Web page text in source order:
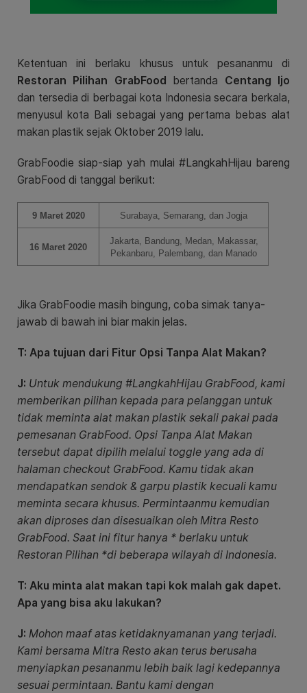
Ketentuan ini berlaku khusus untuk pesananmu di
Restoran Pilihan GrabFood bertanda Centang Ijo
dan tersedia di berbagai kota Indonesia secara berkala,
menyusul kota Bali sebagai yang pertama bebas alat
makan plastik sejak Oktober 2019 lalu.
GrabFoodie siap-siap yah mulai #LangkahHijau bareng
GrabFood di tanggal berikut:
9 Maret 2020 Surabaya, Semarang, dan Jogja
16 Maret 2020
Jakarta, Bandung, Medan, Makassar,
Pekanbaru, Palembang, dan Manado
Jika GrabFoodie masih bingung, coba simak tanya-
jawab di bawah ini biar makin jelas.
T: Apa tujuan dari Fitur Opsi Tanpa Alat Makan?
J: Untuk mendukung #LangkahHijau GrabFood, kami
memberikan pilihan kepada para pelanggan untuk
tidak meminta alat makan plastik sekali pakai pada
pemesanan GrabFood. Opsi Tanpa Alat Makan
tersebut dapat dipilih melalui toggle yang ada di
halaman checkout GrabFood. Kamu tidak akan
mendapatkan sendok & garpu plastik kecuali kamu
meminta secara khusus. Permintaanmu kemudian
akan diproses dan disesuaikan oleh Mitra Resto
GrabFood. Saat ini fitur hanya * berlaku untuk
Restoran Pilihan *di beberapa wilayah di Indonesia.
T: Aku minta alat makan tapi kok malah gak dapet.
Apa yang bisa aku lakukan?
J: Mohon maaf atas ketidaknyamanan yang terjadi.
Kami bersama Mitra Resto akan terus berusaha
menyiapkan pesananmu lebih baik lagi kedepannya
sesuai permintaan. Bantu kami dengan